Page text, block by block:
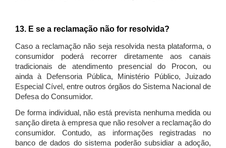
13. E se a reclamação não for resolvida?
Caso a reclamação não seja resolvida nesta plataforma, o
consumidor poderá recorrer diretamente aos canais
tradicionais de atendimento presencial do Procon, ou
ainda à Defensoria Pública, Ministério Público, Juizado
Especial Cível, entre outros órgãos do Sistema Nacional de
Defesa do Consumidor.
De forma individual, não está prevista nenhuma medida ou
sanção direta à empresa que não resolver a reclamação do
consumidor. Contudo, as informações registradas no
banco de dados do sistema poderão subsidiar a adoção,